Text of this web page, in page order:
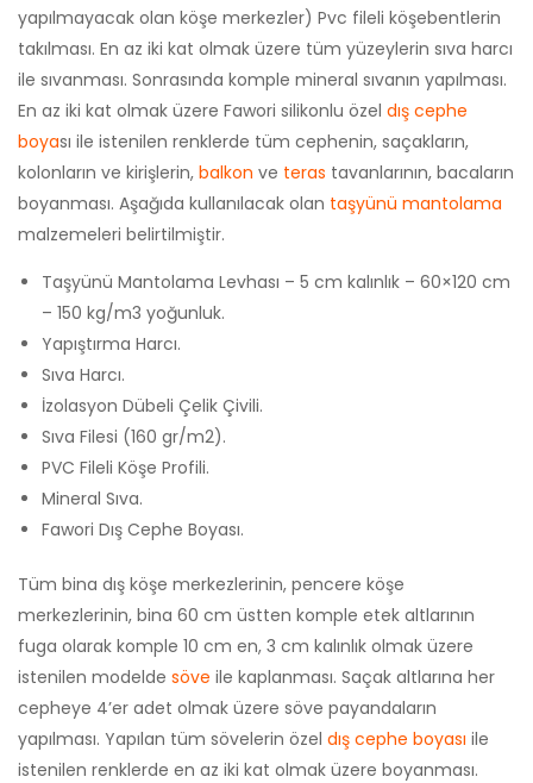
yapılmayacak olan köşe merkezler) Pvc fileli köşebentlerin
takılması. En az iki kat olmak üzere tüm yüzeylerin sıva harcı
ile sıvanması. Sonrasında komple mineral sıvanın yapılması.
En az iki kat olmak üzere Fawori silikonlu özel dış cephe
boyası ile istenilen renklerde tüm cephenin, saçakların,
kolonların ve kirişlerin, balkon ve teras tavanlarının, bacaların
boyanması. Aşağıda kullanılacak olan taşyünü mantolama
malzemeleri belirtilmiştir.
Taşyünü Mantolama Levhası – 5 cm kalınlık – 60×120 cm
– 150 kg/m3 yoğunluk.
Yapıştırma Harcı.
Sıva Harcı.
İzolasyon Dübeli Çelik Çivili.
Sıva Filesi (160 gr/m2).
PVC Fileli Köşe Profili.
Mineral Sıva.
Fawori Dış Cephe Boyası.
Tüm bina dış köşe merkezlerinin, pencere köşe
merkezlerinin, bina 60 cm üstten komple etek altlarının
fuga olarak komple 10 cm en, 3 cm kalınlık olmak üzere
istenilen modelde söve ile kaplanması. Saçak altlarına her
cepheye 4’er adet olmak üzere söve payandaların
yapılması. Yapılan tüm sövelerin özel dış cephe boyası ile
istenilen renklerde en az iki kat olmak üzere boyanması.